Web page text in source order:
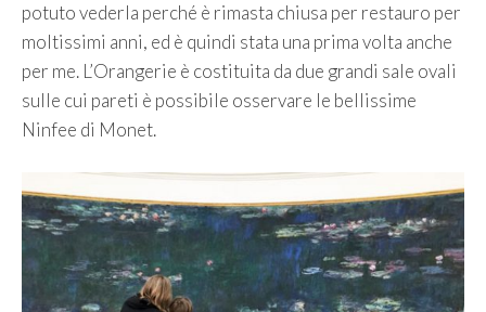
potuto vederla perché è rimasta chiusa per restauro per
moltissimi anni, ed è quindi stata una prima volta anche
per me. L’Orangerie è costituita da due grandi sale ovali
sulle cui pareti è possibile osservare le bellissime
Ninfee di Monet.